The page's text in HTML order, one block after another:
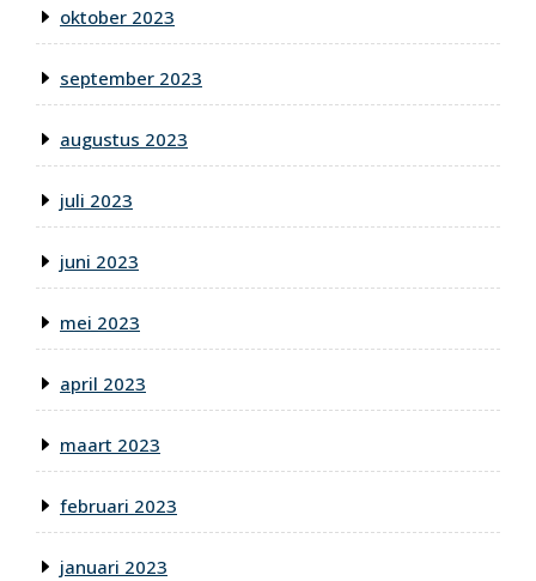
oktober 2023
september 2023
augustus 2023
juli 2023
juni 2023
mei 2023
april 2023
maart 2023
februari 2023
januari 2023